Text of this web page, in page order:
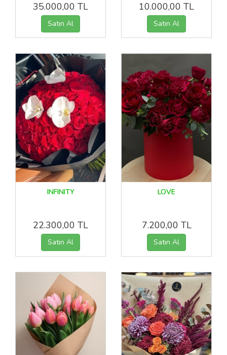
35.000,00 TL 10.000,00 TL
INFINITY
22.300,00 TL
LOVE
7.200,00 TL